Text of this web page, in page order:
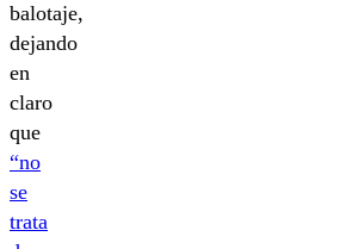
balotaje,
dejando
en
claro
que
“no
se
trata